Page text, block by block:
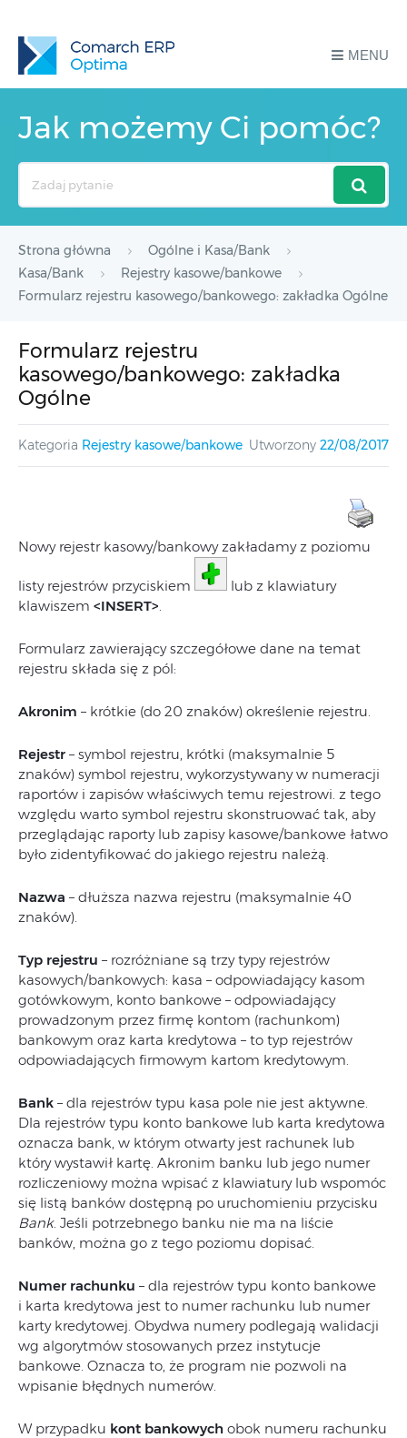
MENU
Jak możemy Ci pomóc?
Strona główna
Ogólne i Kasa/Bank
Kasa/Bank
Rejestry kasowe/bankowe
Formularz rejestru kasowego/bankowego: zakładka Ogólne
Formularz rejestru
kasowego/bankowego: zakładka
Ogólne
Kategoria Rejestry kasowe/bankowe Utworzony 22/08/2017
Nowy rejestr kasowy/bankowy zakładamy z poziomu
listy rejestrów przyciskiem
lub z klawiatury
klawiszem <INSERT>.
Formularz zawierający szczegółowe dane na temat
rejestru składa się z pól:
Akronim – krótkie (do 20 znaków) określenie rejestru.
Rejestr – symbol rejestru, krótki (maksymalnie 5
znaków) symbol rejestru, wykorzystywany w numeracji
raportów i zapisów właściwych temu rejestrowi. z tego
względu warto symbol rejestru skonstruować tak, aby
przeglądając raporty lub zapisy kasowe/bankowe łatwo
było zidentyfikować do jakiego rejestru należą.
Nazwa – dłuższa nazwa rejestru (maksymalnie 40
znaków).
Typ rejestru – rozróżniane są trzy typy rejestrów
kasowych/bankowych: kasa – odpowiadający kasom
gotówkowym, konto bankowe – odpowiadający
prowadzonym przez firmę kontom (rachunkom)
bankowym oraz karta kredytowa – to typ rejestrów
odpowiadających firmowym kartom kredytowym.
Bank – dla rejestrów typu kasa pole nie jest aktywne.
Dla rejestrów typu konto bankowe lub karta kredytowa
oznacza bank, w którym otwarty jest rachunek lub
który wystawił kartę. Akronim banku lub jego numer
rozliczeniowy można wpisać z klawiatury lub wspomóc
się listą banków dostępną po uruchomieniu przycisku
Bank. Jeśli potrzebnego banku nie ma na liście
banków, można go z tego poziomu dopisać.
Numer rachunku – dla rejestrów typu konto bankowe
i karta kredytowa jest to numer rachunku lub numer
karty kredytowej. Obydwa numery podlegają walidacji
wg algorytmów stosowanych przez instytucje
bankowe. Oznacza to, że program nie pozwoli na
wpisanie błędnych numerów.
W przypadku kont bankowych obok numeru rachunku